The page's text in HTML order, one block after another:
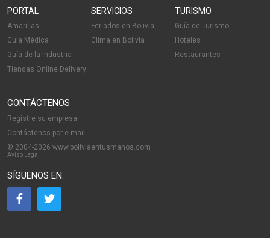
PORTAL
Amarillas
Guía Médica
Guía de la Industria
Tiendas Online Delivery
SERVICIOS
Feriados en Bolivia
Clima en Bolivia
TURISMO
Guía de Turismo
Hoteles
Restaurantes
CONTÁCTENOS
Registre su empresa
Contáctenos por e-mail
© 2004-2026 www.boliviaentusmanos.com
Aviso Legal
SÍGUENOS EN: